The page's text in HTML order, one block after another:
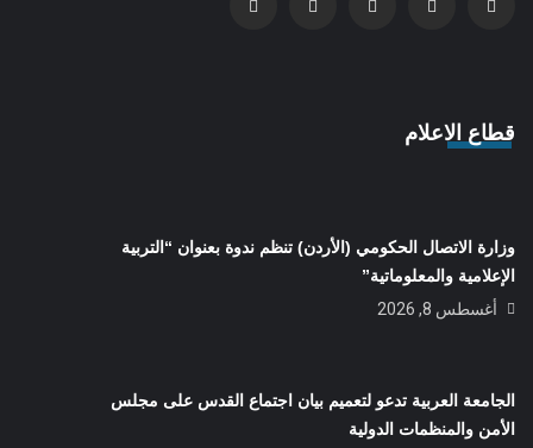
قطاع الاعلام
وزارة الاتصال الحكومي (الأردن) تنظم ندوة بعنوان “التربية
الإعلامية والمعلوماتية”
أغسطس 8, 2026
الجامعة العربية تدعو لتعميم بيان اجتماع القدس على مجلس
الأمن والمنظمات الدولية